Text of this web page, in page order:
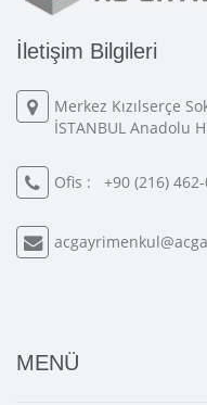
İletişim Bilgileri
Merkez Kızılserçe
İSTANBUL Anadolu
Ofis : +90 (216)
MENÜ